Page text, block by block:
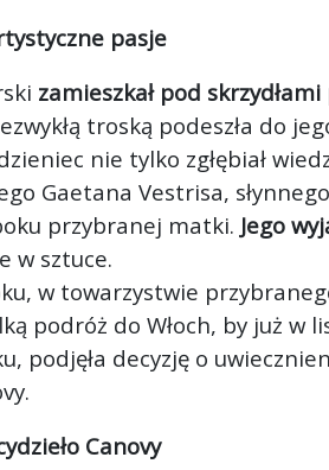
pasje
zamieszkał pod
troską podeszła do
nie tylko zgłębiał
Gaetana Vestrisa,
przybranej matki. Jego
w sztuce.
w towarzystwie
podróż do Włoch, by już
podjęła decyzję o
Canovy